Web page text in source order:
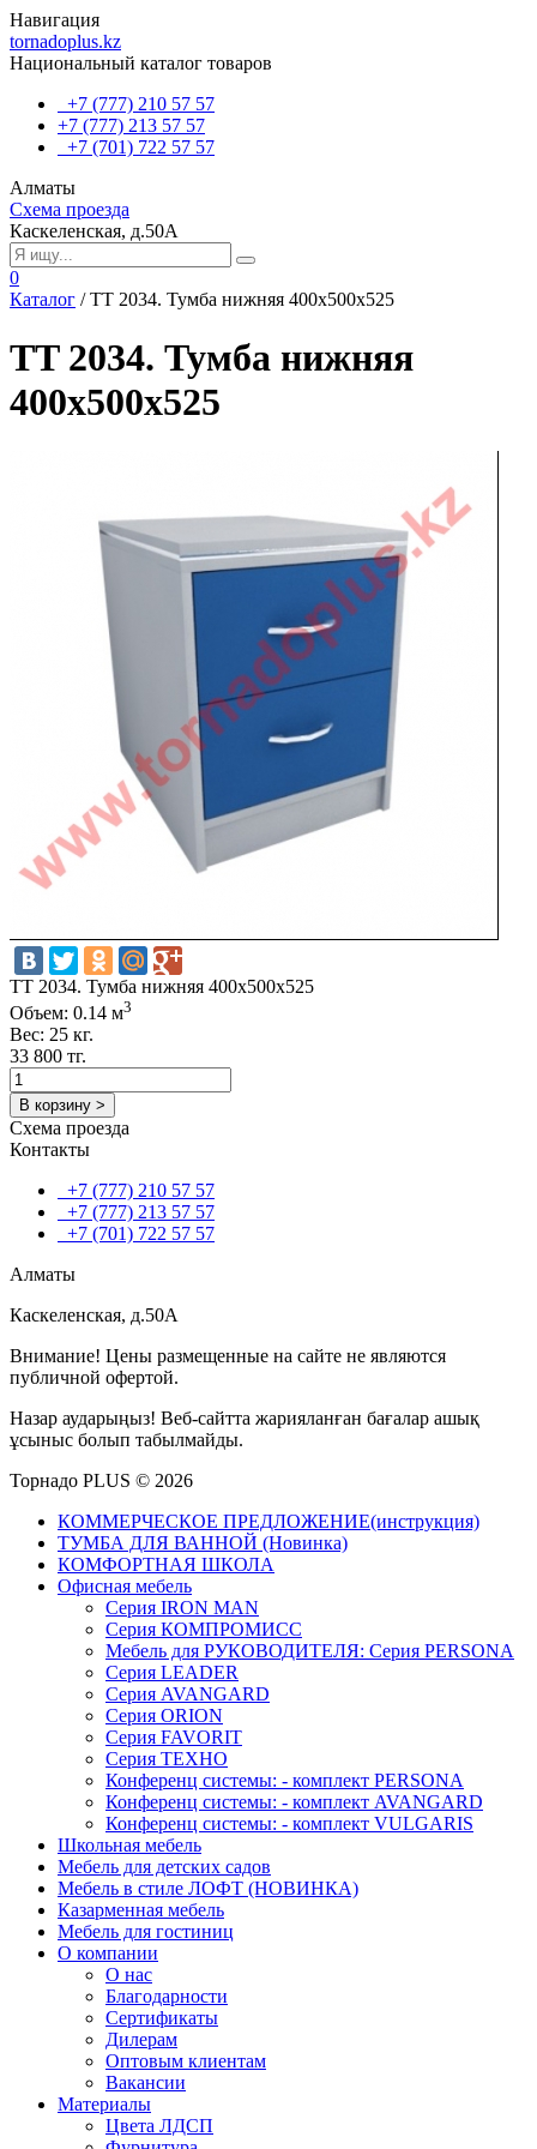
Навигация
tornadoplus.kz
Национальный каталог товаров
+7 (777) 210 57 57
+7 (777) 213 57 57
+7 (701) 722 57 57
Алматы
Схема проезда
Каскеленская, д.50А
0
Каталог /TT 2034. Тумба нижняя 400х500х525
TT 2034. Тумба нижняя
400х500х525
TT 2034. Тумба нижняя 400х500х525
Объем: 0.14 м3
Вес: 25 кг.
33 800 тг.
В корзину >
Схема проезда
Контакты
+7 (777) 210 57 57
+7 (777) 213 57 57
+7 (701) 722 57 57
Алматы
Каскеленская, д.50А
Внимание! Цены размещенные на сайте не являются
публичной офертой.
Назар аударыңыз! Веб-сайтта жарияланған бағалар ашық
ұсыныс болып табылмайды.
Торнадо PLUS © 2026
КОММЕРЧЕСКОЕ ПРЕДЛОЖЕНИЕ(инструкция)
ТУМБА ДЛЯ ВАННОЙ (Новинка)
КОМФОРТНАЯ ШКОЛА
Офисная мебель
Серия IRON MAN
Серия КОМПРОМИСС
Мебель для РУКОВОДИТЕЛЯ: Серия PERSONA
Серия LEADER
Серия AVANGARD
Серия ORION
Серия FAVORIT
Серия ТЕХНО
Конференц системы: - комплект PERSONA
Конференц системы: - комплект AVANGARD
Конференц системы: - комплект VULGARIS
Школьная мебель
Мебель для детских садов
Мебель в стиле ЛОФТ (НОВИНКА)
Казарменная мебель
Мебель для гостиниц
О компании
О нас
Благодарности
Сертификаты
Дилерам
Оптовым клиентам
Вакансии
Материалы
Цвета ЛДСП